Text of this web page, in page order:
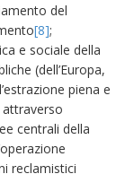
del
[8];
e sociale della
(dell’Europa,
piena e
centrali della
reclamistici